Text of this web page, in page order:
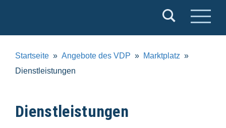
e.V.
Startseite Angebote des VDP
Marktplatz
Dienstleistungen
Dienstleistungen